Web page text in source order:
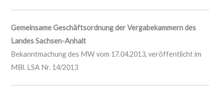
Gemeinsame Geschäftsordnung der Vergabekammern des
Landes Sachsen-Anhalt
Bekanntmachung des MW vom 17.04.2013, veröffentlicht im
MBl. LSA Nr. 14/2013